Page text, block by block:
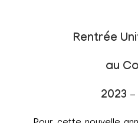
Rentrée
au
2023